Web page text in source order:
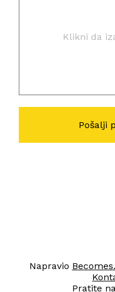
Klikni da
Napravio
Pratite